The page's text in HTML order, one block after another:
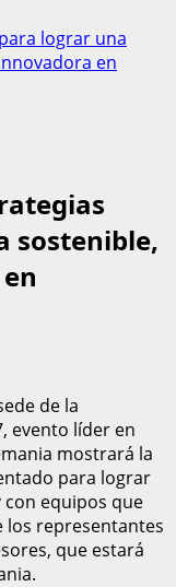
lograr una
en
sostenible,
de la
evento líder en
mostrará la
para lograr
equipos que
los representantes
que estará